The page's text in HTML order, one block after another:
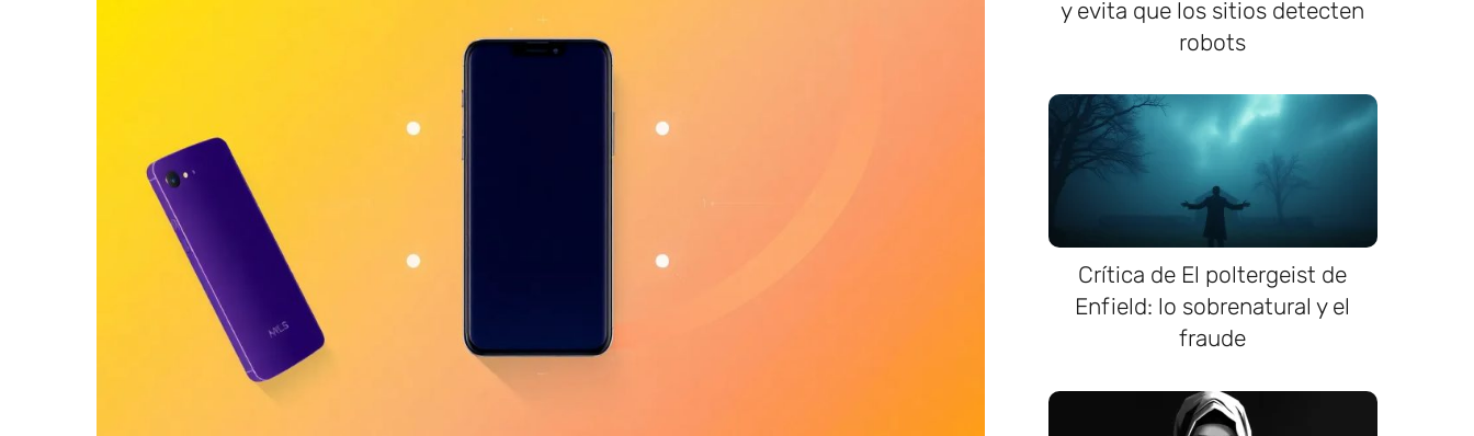
y evita que los sitios detecten
robots
Crítica de El poltergeist de
Enfield: lo sobrenatural y el
fraude